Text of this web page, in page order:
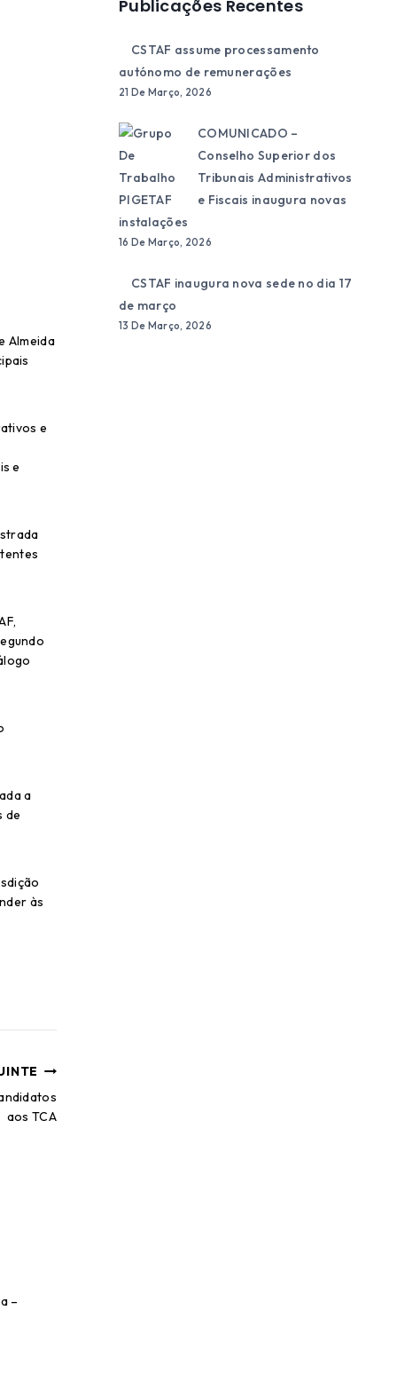
Almeida
e
e
a
de
às
aos TCA
Publicações Recentes
CSTAF assume processamento
autónomo de remunerações
21 De Março, 2026
COMUNICADO –
Conselho Superior dos
Tribunais Administrativos
e Fiscais inaugura novas
instalações
16 De Março, 2026
CSTAF inaugura nova sede no dia 17
de março
13 De Março, 2026